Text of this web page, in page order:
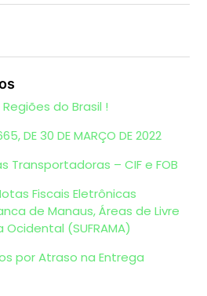
do Brasil !
DE 30 DE MARÇO DE 2022
Transportadoras – CIF e FOB
Fiscais Eletrônicas
de Manaus, Áreas de Livre
(SUFRAMA)
por Atraso na Entrega